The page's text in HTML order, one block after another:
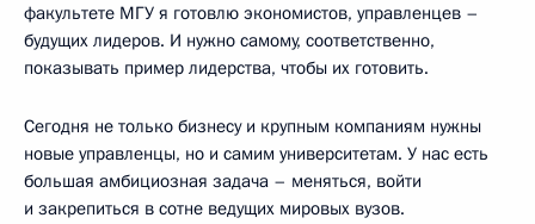
факультете МГУ я готовлю экономистов, управленцев –
будущих лидеров. И нужно самому, соответственно,
показывать пример лидерства, чтобы их готовить.
Сегодня не только бизнесу и крупным компаниям нужны
новые управленцы, но и самим университетам. У нас есть
большая амбициозная задача – меняться, войти
и закрепиться в сотне ведущих мировых вузов.